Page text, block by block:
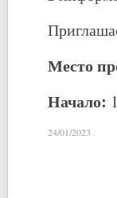
Место
Начало:
24/01/2023